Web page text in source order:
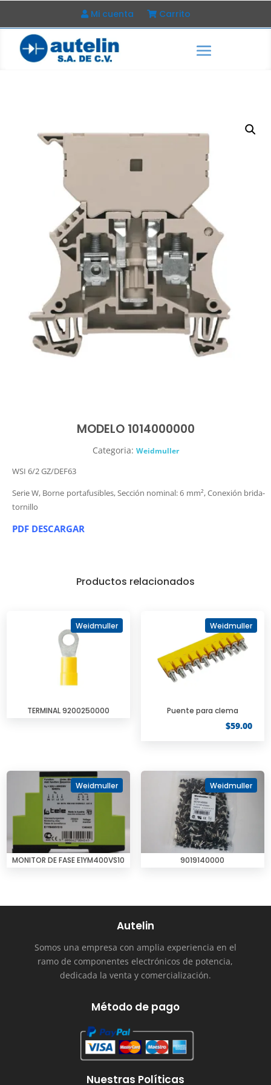
Mi cuenta Carrito
MODELO 1014000000
Categoria: Weidmuller
WSI 6/2 GZ/DEF63
Serie W, Borne portafusibles, Sección nominal: 6 mm², Conexión brida-
tornillo
PDF DESCARGAR
Productos relacionados
Weidmuller
TERMINAL 9200250000
Weidmuller
Puente para clema
$59.00
Weidmuller
MONITOR DE FASE E1YM400VS10
Weidmuller
9019140000
Autelin
Somos una empresa con amplia experiencia en el
ramo de componentes electrónicos de potencia,
dedicada la venta y comercialización.
Método de pago
Nuestras Políticas